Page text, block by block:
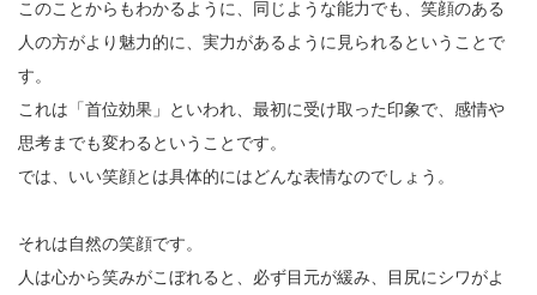
このことからもわかるように、同じような能力でも、笑顔のある
人の方がより魅力的に、実力があるように見られるということで
す。
これは「首位効果」といわれ、最初に受け取った印象で、感情や
思考までも変わるということです。
では、いい笑顔とは具体的にはどんな表情なのでしょう。
それは自然の笑顔です。
人は心から笑みがこぼれると、必ず目元が緩み、目尻にシワがよ